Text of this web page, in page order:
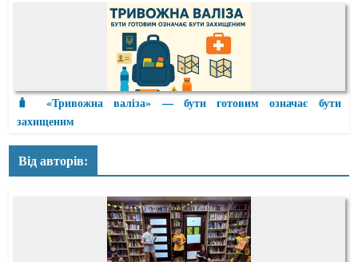
🧳 «Тривожна валіза» — бути готовим означає бути
захищеним
Від авторів: